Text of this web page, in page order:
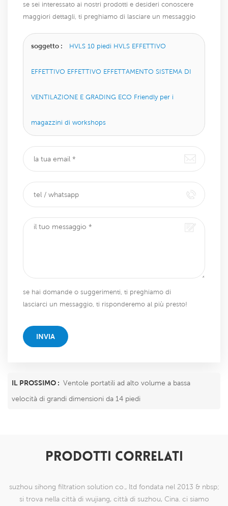
se sei interessato ai nostri prodotti e desideri conoscere
maggiori dettagli, ti preghiamo di lasciare un messaggio
soggetto : HVLS 10 piedi HVLS EFFETTIVO
EFFETTIVO EFFETTIVO EFFETTAMENTO SISTEMA DI
VENTILAZIONE E GRADING ECO Friendly per i
magazzini di workshops
se hai domande o suggerimenti, ti preghiamo di
lasciarci un messaggio, ti risponderemo al più presto!
INVIA
IL PROSSIMO : Ventole portatili ad alto volume a bassa
velocità di grandi dimensioni da 14 piedi
PRODOTTI CORRELATI
suzhou sihong filtration solution co., ltd fondata nel 2013 & nbsp;
si trova nella città di wujiang, città di suzhou, Cina. ci siamo